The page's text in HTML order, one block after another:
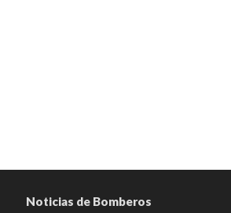
Noticias de Bomberos